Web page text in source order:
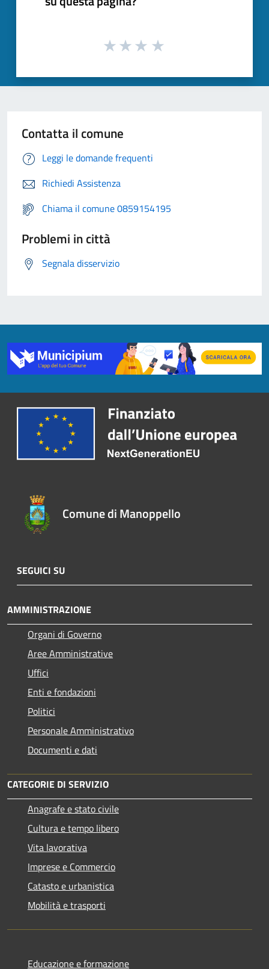
Contatta il comune
Leggi le domande frequenti
Richiedi Assistenza
Chiama il comune 0859154195
Problemi in città
Segnala disservizio
Comune di Manoppello
SEGUICI SU
AMMINISTRAZIONE
Organi di Governo
Aree Amministrative
Uffici
Enti e fondazioni
Politici
Personale Amministrativo
Documenti e dati
CATEGORIE DI SERVIZIO
Anagrafe e stato civile
Cultura e tempo libero
Vita lavorativa
Imprese e Commercio
Catasto e urbanistica
Mobilità e trasporti
Educazione e formazione